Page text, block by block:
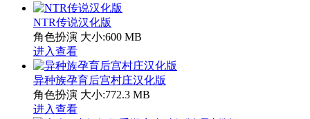
NTR传说汉化版
角色扮演 大小:600 MB
进入查看
异种族孕育后宫村庄汉化版
角色扮演 大小:772.3 MB
进入查看